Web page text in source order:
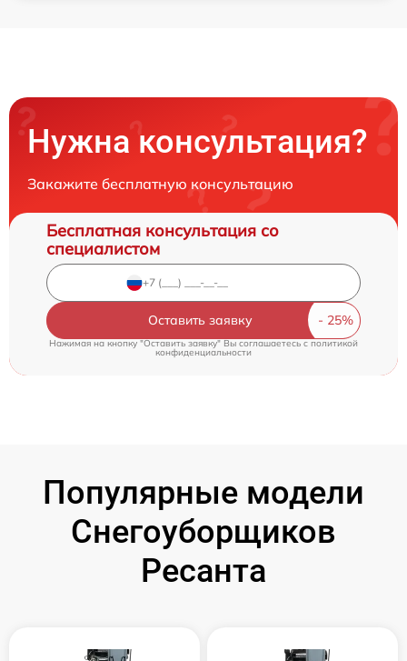
Нужна консультация?
Закажите бесплатную консультацию
Бесплатная консультация со
специалистом
Оставить заявку
Нажимая на кнопку "Оставить заявку" Вы соглашаетесь cполитикой
конфиденциальности
Популярные модели
Снегоуборщиков
Ресанта